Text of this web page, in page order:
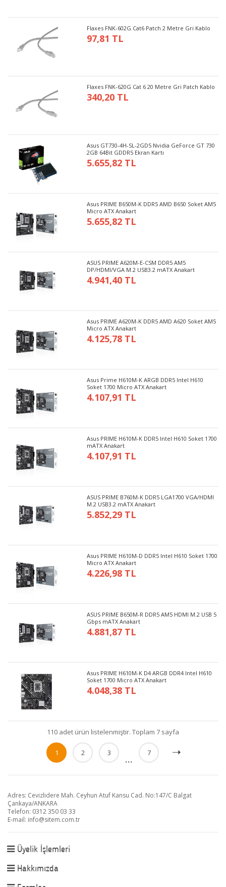
Flaxes FNK-602G Cat6 Patch 2 Metre Gri Kablo
97,81 TL
Flaxes FNK-620G Cat 6 20 Metre Gri Patch Kablo
340,20 TL
Asus GT730-4H-SL-2GD5 Nvidia GeForce GT 730
2GB 64Bit GDDR5 Ekran Kartı
5.655,82 TL
Asus PRIME B650M-K DDR5 AMD B650 Soket AM5
Micro ATX Anakart
5.655,82 TL
ASUS PRIME A620M-E-CSM DDR5 AM5
DP/HDMI/VGA M.2 USB3.2 mATX Anakart
4.941,40 TL
Asus PRIME A620M-K DDR5 AMD A620 Soket AM5
Micro ATX Anakart
4.125,78 TL
Asus Prime H610M-K ARGB DDR5 Intel H610
Soket 1700 Micro ATX Anakart
4.107,91 TL
Asus PRIME H610M-K DDR5 Intel H610 Soket 1700
mATX Anakart
4.107,91 TL
ASUS PRIME B760M-K DDR5 LGA1700 VGA/HDMI
M.2 USB3.2 mATX Anakart
5.852,29 TL
Asus PRIME H610M-D DDR5 Intel H610 Soket 1700
Micro ATX Anakart
4.226,98 TL
ASUS PRIME B650M-R DDR5 AM5 HDMI M.2 USB 5
Gbps mATX Anakart
4.881,87 TL
Asus PRIME H610M-K D4 ARGB DDR4 Intel H610
Soket 1700 Micro ATX Anakart
4.048,38 TL
110 adet ürün listelenmiştir. Toplam 7 sayfa
1 2 3 ... 7
Adres: Cevizlidere Mah. Ceyhun Atuf Kansu Cad. No:147/C Balgat
Çankaya/ANKARA
Telefon: 0312 350 03 33
E-mail: info@sitem.com.tr
Üyelik İşlemleri
Hakkımızda